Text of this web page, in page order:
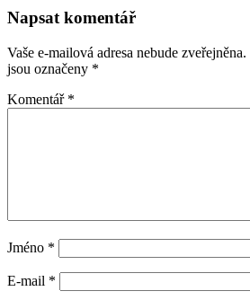
Napsat komentář
Vaše e-mailová adresa nebude zveřejněna.
jsou označeny *
Komentář *
Jméno *
E-mail *